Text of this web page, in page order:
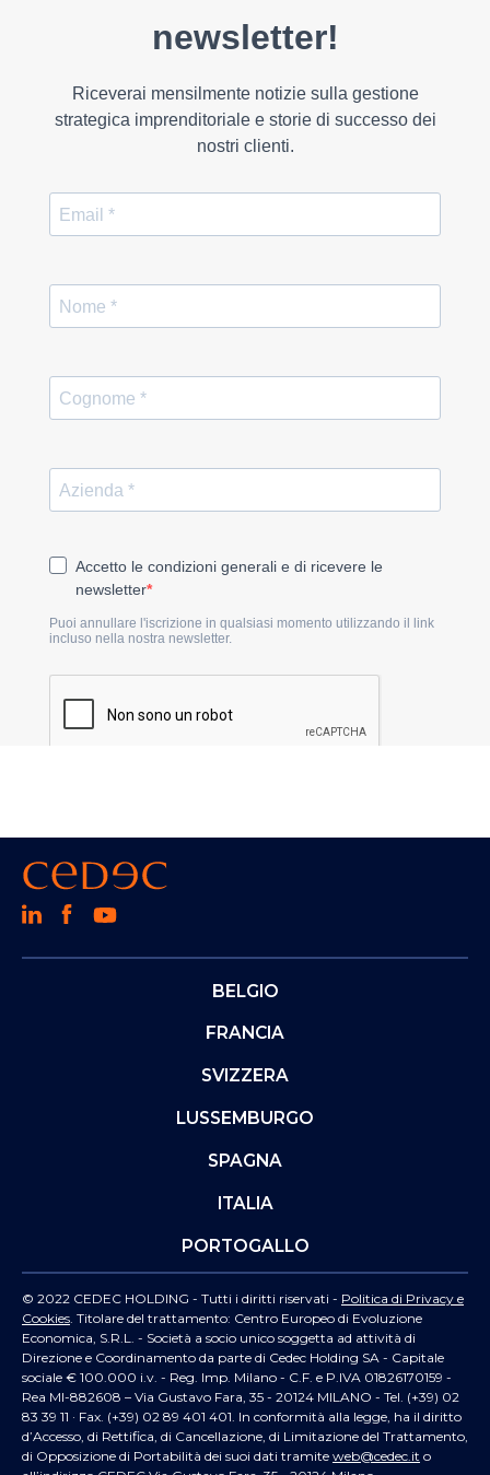
BELGIO
FRANCIA
SVIZZERA
LUSSEMBURGO
SPAGNA
ITALIA
PORTOGALLO
© 2022 CEDEC HOLDING - Tutti i diritti riservati - Politica di Privacy e
Cookies. Titolare del trattamento: Centro Europeo di Evoluzione
Economica, S.R.L. - Società a socio unico soggetta ad attività di
Direzione e Coordinamento da parte di Cedec Holding SA - Capitale
sociale € 100.000 i.v. - Reg. Imp. Milano - C.F. e P.IVA 01826170159 -
Rea MI-882608 – Via Gustavo Fara, 35 - 20124 MILANO - Tel. (+39) 02
83 39 11 · Fax. (+39) 02 89 401 401. In conformità alla legge, ha il diritto
d’Accesso, di Rettifica, di Cancellazione, di Limitazione del Trattamento,
di Opposizione di Portabilità dei suoi dati tramite web@cedec.it o